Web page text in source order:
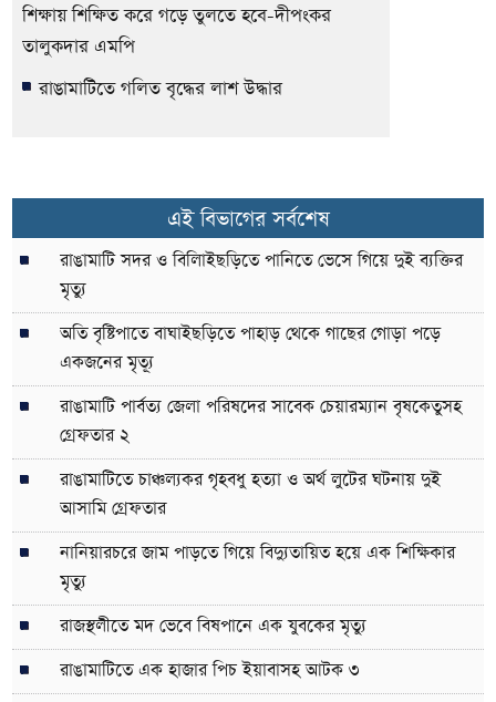
শিক্ষায় শিক্ষিত করে গড়ে তুলতে হবে-দীপংকর
তালুকদার এমপি
রাঙামাটিতে গলিত বৃদ্ধের লাশ উদ্ধার
এই বিভাগের সর্বশেষ
রাঙামাটি সদর ও বিলািইছড়িতে পানিতে ভেসে গিয়ে দুই ব্যক্তির
মৃত্যু
অতি বৃষ্টিপাতে বাঘাইছড়িতে পাহাড় থেকে গাছের গোড়া পড়ে
একজনের মৃত্যূ
রাঙামাটি পার্বত্য জেলা পরিষদের সাবেক চেয়ারম্যান বৃষকেতুসহ
গ্রেফতার ২
রাঙামাটিতে চাঞ্চল্যকর গৃহবধু হত্যা ও অর্থ লুটের ঘটনায় দুই
আসামি গ্রেফতার
নানিয়ারচরে জাম পাড়তে গিয়ে বিদ্যুতায়িত হয়ে এক শিক্ষিকার
মৃত্যু
রাজস্থলীতে মদ ভেবে বিষপানে এক যুবকের মৃত্যু
রাঙামাটিতে এক হাজার পিচ ইয়াবাসহ আটক ৩